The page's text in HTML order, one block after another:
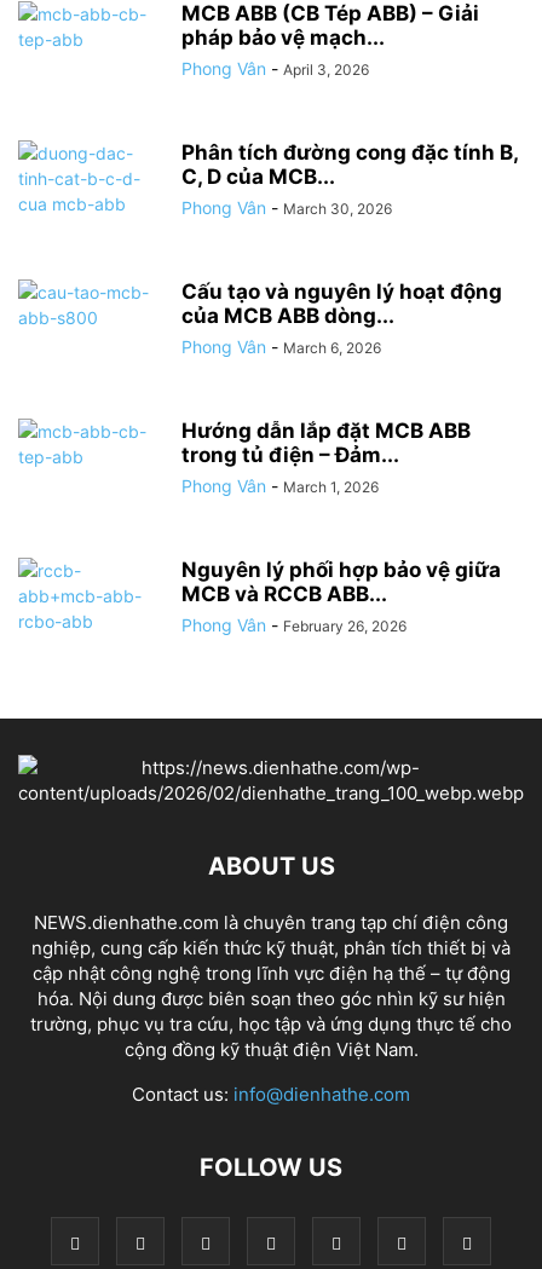
MCB ABB (CB Tép ABB) – Giải
pháp bảo vệ mạch...
Phong Vân - April 3, 2026
Phân tích đường cong đặc tính B,
C, D của MCB...
Phong Vân - March 30, 2026
Cấu tạo và nguyên lý hoạt động
của MCB ABB dòng...
Phong Vân - March 6, 2026
Hướng dẫn lắp đặt MCB ABB
trong tủ điện – Đảm...
Phong Vân - March 1, 2026
Nguyên lý phối hợp bảo vệ giữa
MCB và RCCB ABB...
Phong Vân - February 26, 2026
ABOUT US
NEWS.dienhathe.com là chuyên trang tạp chí điện công
nghiệp, cung cấp kiến thức kỹ thuật, phân tích thiết bị và
cập nhật công nghệ trong lĩnh vực điện hạ thế – tự động
hóa. Nội dung được biên soạn theo góc nhìn kỹ sư hiện
trường, phục vụ tra cứu, học tập và ứng dụng thực tế cho
cộng đồng kỹ thuật điện Việt Nam.
Contact us: info@dienhathe.com
FOLLOW US